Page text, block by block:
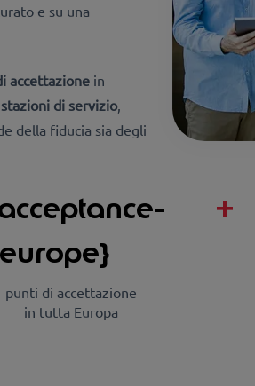
e su una
accettazione in
di servizio,
della fiducia sia degli
+
punti di accettazione
in tutta Europa